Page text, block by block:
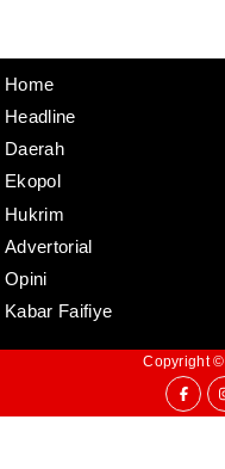
Home
Headline
Daerah
Ekopol
Hukrim
Advertorial
Opini
Kabar Faifiye
Copyright ©